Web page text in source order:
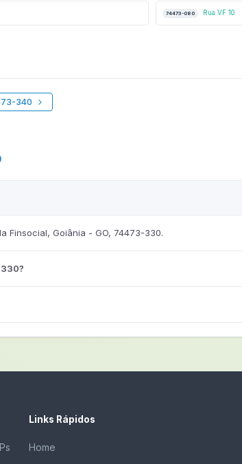
74473-080 Rua VF 10
340
Finsocial, Goiânia - GO, 74473-330.
Links Rápidos
Home